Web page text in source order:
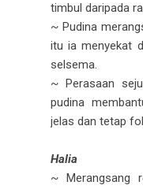
timbul daripada
~ Pudina
itu ia menyekat
selsema.
~ Perasaan
pudina
jelas dan tetap
Halia
~ Merangsang